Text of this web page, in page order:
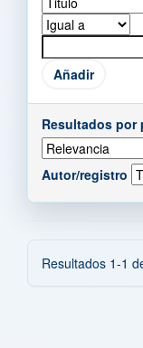
Resultados por
Autor/registro
Resultados 1-1